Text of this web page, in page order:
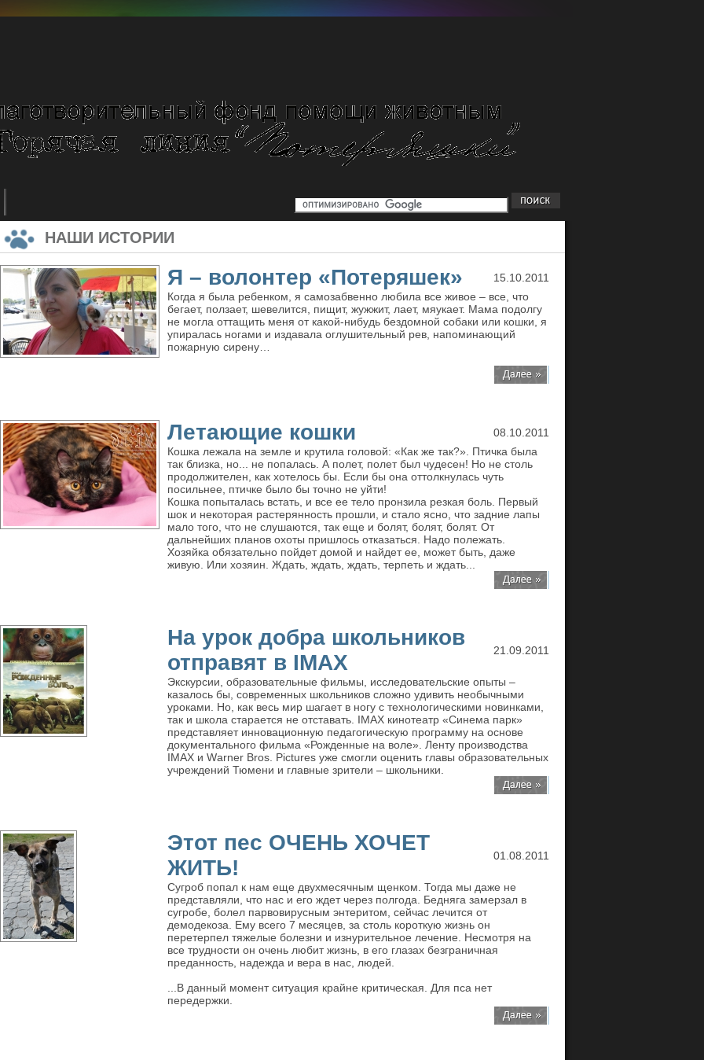
НАШИ ИСТОРИИ
Я – волонтер «Потеряшек»
15.10.2011
Когда я была ребенком, я самозабвенно любила все живое – все, что
бегает, ползает, шевелится, пищит, жужжит, лает, мяукает. Мама подолгу
не могла оттащить меня от какой-нибудь бездомной собаки или кошки, я
упиралась ногами и издавала оглушительный рев, напоминающий
пожарную сирену…
Летающие кошки
08.10.2011
Кошка лежала на земле и крутила головой: «Как же так?». Птичка была
так близка, но... не попалась. А полет, полет был чудесен! Но не столь
продолжителен, как хотелось бы. Если бы она оттолкнулась чуть
посильнее, птичке было бы точно не уйти!
Кошка попыталась встать, и все ее тело пронзила резкая боль. Первый
шок и некоторая растерянность прошли, и стало ясно, что задние лапы
мало того, что не слушаются, так еще и болят, болят, болят. От
дальнейших планов охоты пришлось отказаться. Надо полежать.
Хозяйка обязательно пойдет домой и найдет ее, может быть, даже
живую. Или хозяин. Ждать, ждать, ждать, терпеть и ждать...
На урок добра школьников
отправят в IMAX
21.09.2011
Экскурсии, образовательные фильмы, исследовательские опыты –
казалось бы, современных школьников сложно удивить необычными
уроками. Но, как весь мир шагает в ногу с технологическими новинками,
так и школа старается не отставать. IMAX кинотеатр «Синема парк»
представляет инновационную педагогическую программу на основе
документального фильма «Рожденные на воле». Ленту производства
IMAX и Wаrner Bros. Pictures уже смогли оценить главы образовательных
учреждений Тюмени и главные зрители – школьники.
Этот пес ОЧЕНЬ ХОЧЕТ
ЖИТЬ!
01.08.2011
Сугроб попал к нам еще двухмесячным щенком. Тогда мы даже не
представляли, что нас и его ждет через полгода. Бедняга замерзал в
сугробе, болел парвовирусным энтеритом, сейчас лечится от
демодекоза. Ему всего 7 месяцев, за столь короткую жизнь он
перетерпел тяжелые болезни и изнурительное лечение. Несмотря на
все трудности он очень любит жизнь, в его глазах безграничная
преданность, надежда и вера в нас, людей.
...В данный момент ситуация крайне критическая. Для пса нет
передержки.